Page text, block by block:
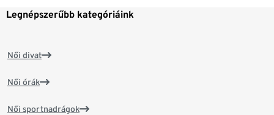
Legnépszerűbb kategóriáink
Női divat
Női órák
Női sportnadrágok